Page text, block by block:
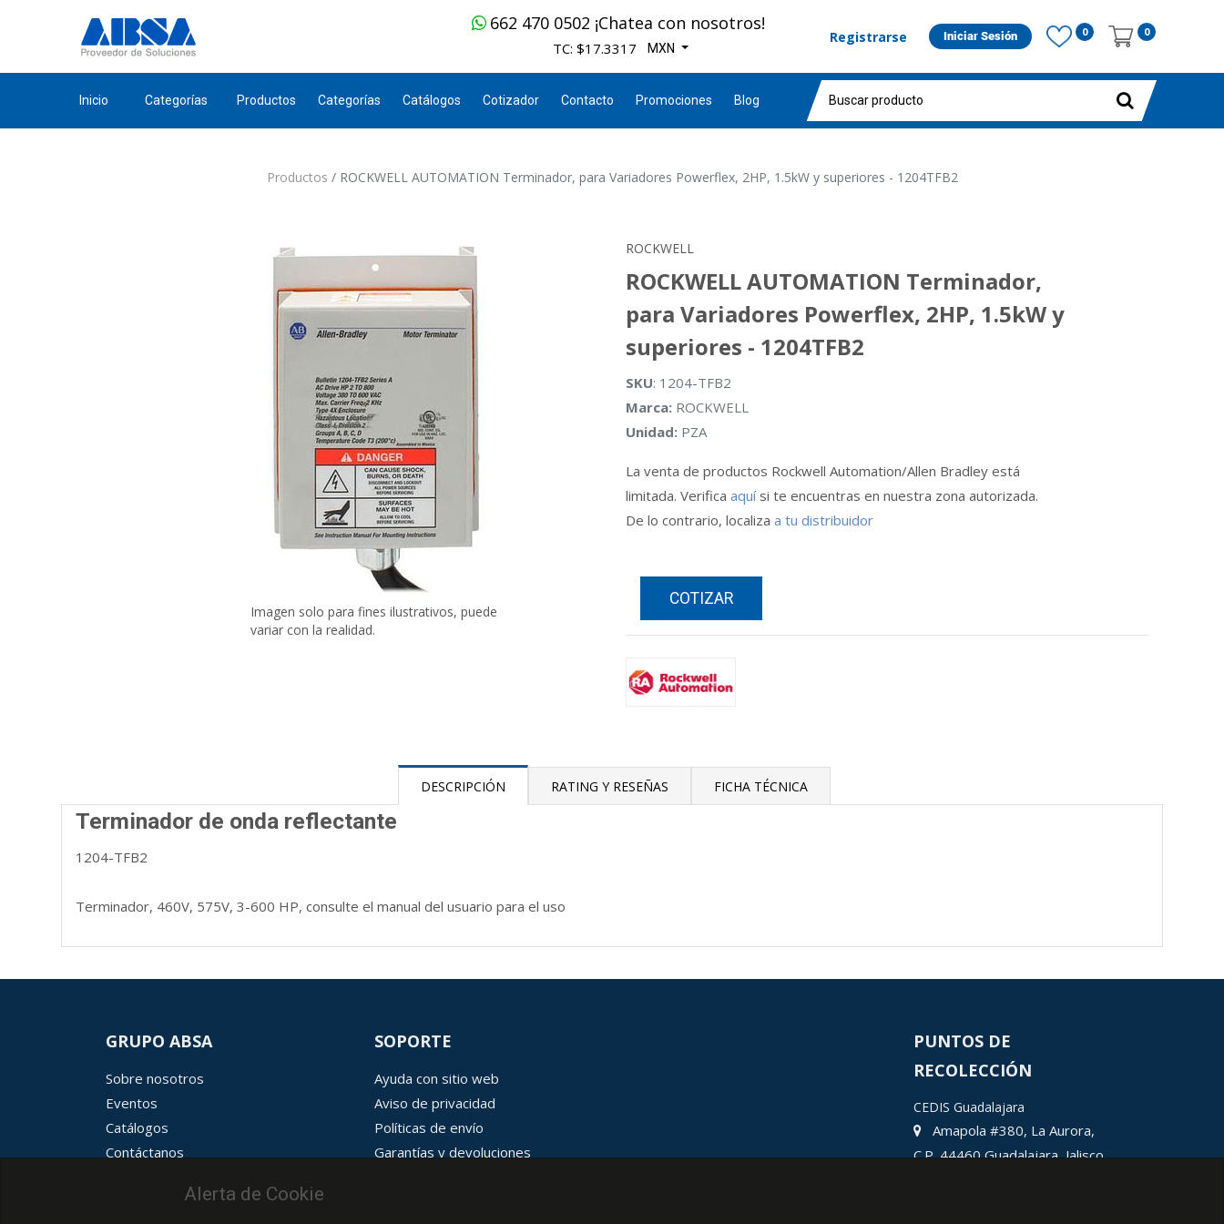
662 470 0502 ¡Chatea con nosotros!
TC: $17.3317 MXN
Registrarse Iniciar Sesión 0 0
Inicio Categorías Productos Categorías Catálogos Cotizador Contacto Promociones Blog
Productos ROCKWELL AUTOMATION Terminador, para Variadores Powerflex, 2HP, 1.5kW y superiores - 1204TFB2
Imagen solo para fines ilustrativos, puede
variar con la realidad.
ROCKWELL
ROCKWELL AUTOMATION Terminador,
para Variadores Powerflex, 2HP, 1.5kW y
superiores - 1204TFB2
SKU: 1204-TFB2
Marca: ROCKWELL
Unidad: PZA
La venta de productos Rockwell Automation/Allen Bradley está
limitada. Verifica aquísi te encuentras en nuestra zona autorizada.
De lo contrario, localiza a tu distribuidor
COTIZAR
DESCRIPCIÓN RATING Y RESEÑAS FICHA TÉCNICA
Terminador de onda reflectante
1204-TFB2
Terminador, 460V, 575V, 3-600 HP, consulte el manual del usuario para el uso
Alerta de Cookie
GRUPO ABSA
Sobre nosotros
Eventos
Catálogos
Contáctanos
SOPORTE
Ayuda con sitio web
Aviso de privacidad
Políticas de envío
Garantías y devoluciones
PUNTOS DE
RECOLECCIÓN
CEDIS Guadalajara
Amapola #380, La Aurora,
C.P. 44460 Guadalajara, Jalisco,